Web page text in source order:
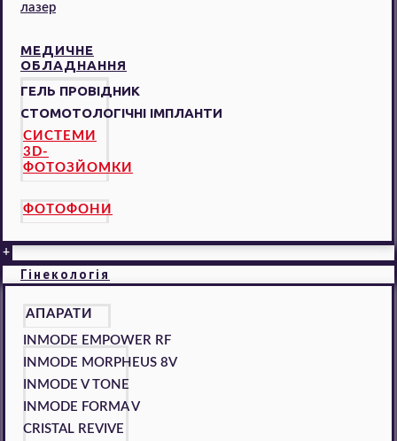
лазер
МЕДИЧНЕ
ОБЛАДНАННЯ
ГЕЛЬ ПРОВІДНИК
СТОМОТОЛОГІЧНІ ІМПЛАНТИ
СИСТЕМИ
3D-
ФОТОЗЙОМКИ
ФОТОФОНИ
+
Гінекологія
АПАРАТИ
INMODE EMPOWER RF
INMODE MORPHEUS 8V
INMODE V TONE
INMODE FORMA V
CRISTAL REVIVE